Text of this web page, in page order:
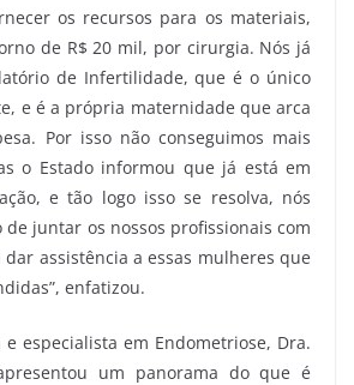
os recursos para os materiais,
de R$ 20 mil, por cirurgia. Nós já
de Infertilidade, que é o único
e é a própria maternidade que arca
Por isso não conseguimos mais
o Estado informou que já está em
e tão logo isso se resolva, nós
de juntar os nossos profissionais com
dar assistência a essas mulheres que
enfatizou.
e especialista em Endometriose, Dra.
um panorama do que é